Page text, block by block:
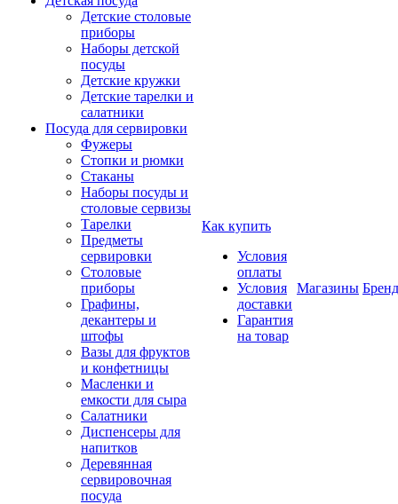
Детские столовые
приборы
Наборы детской
посуды
Детские кружки
Детские тарелки и
салатники
Посуда для сервировки
Фужеры
Стопки и рюмки
Стаканы
Наборы посуды и
столовые сервизы
Тарелки
Предметы
сервировки
Столовые
приборы
Графины,
декантеры и
штофы
Вазы для фруктов
и конфетницы
Масленки и
емкости для сыра
Салатники
Диспенсеры для
напитков
Деревянная
сервировочная
посуда
Как купить
Условия
оплаты
Условия
доставки
Гарантия
на товар
Магазины